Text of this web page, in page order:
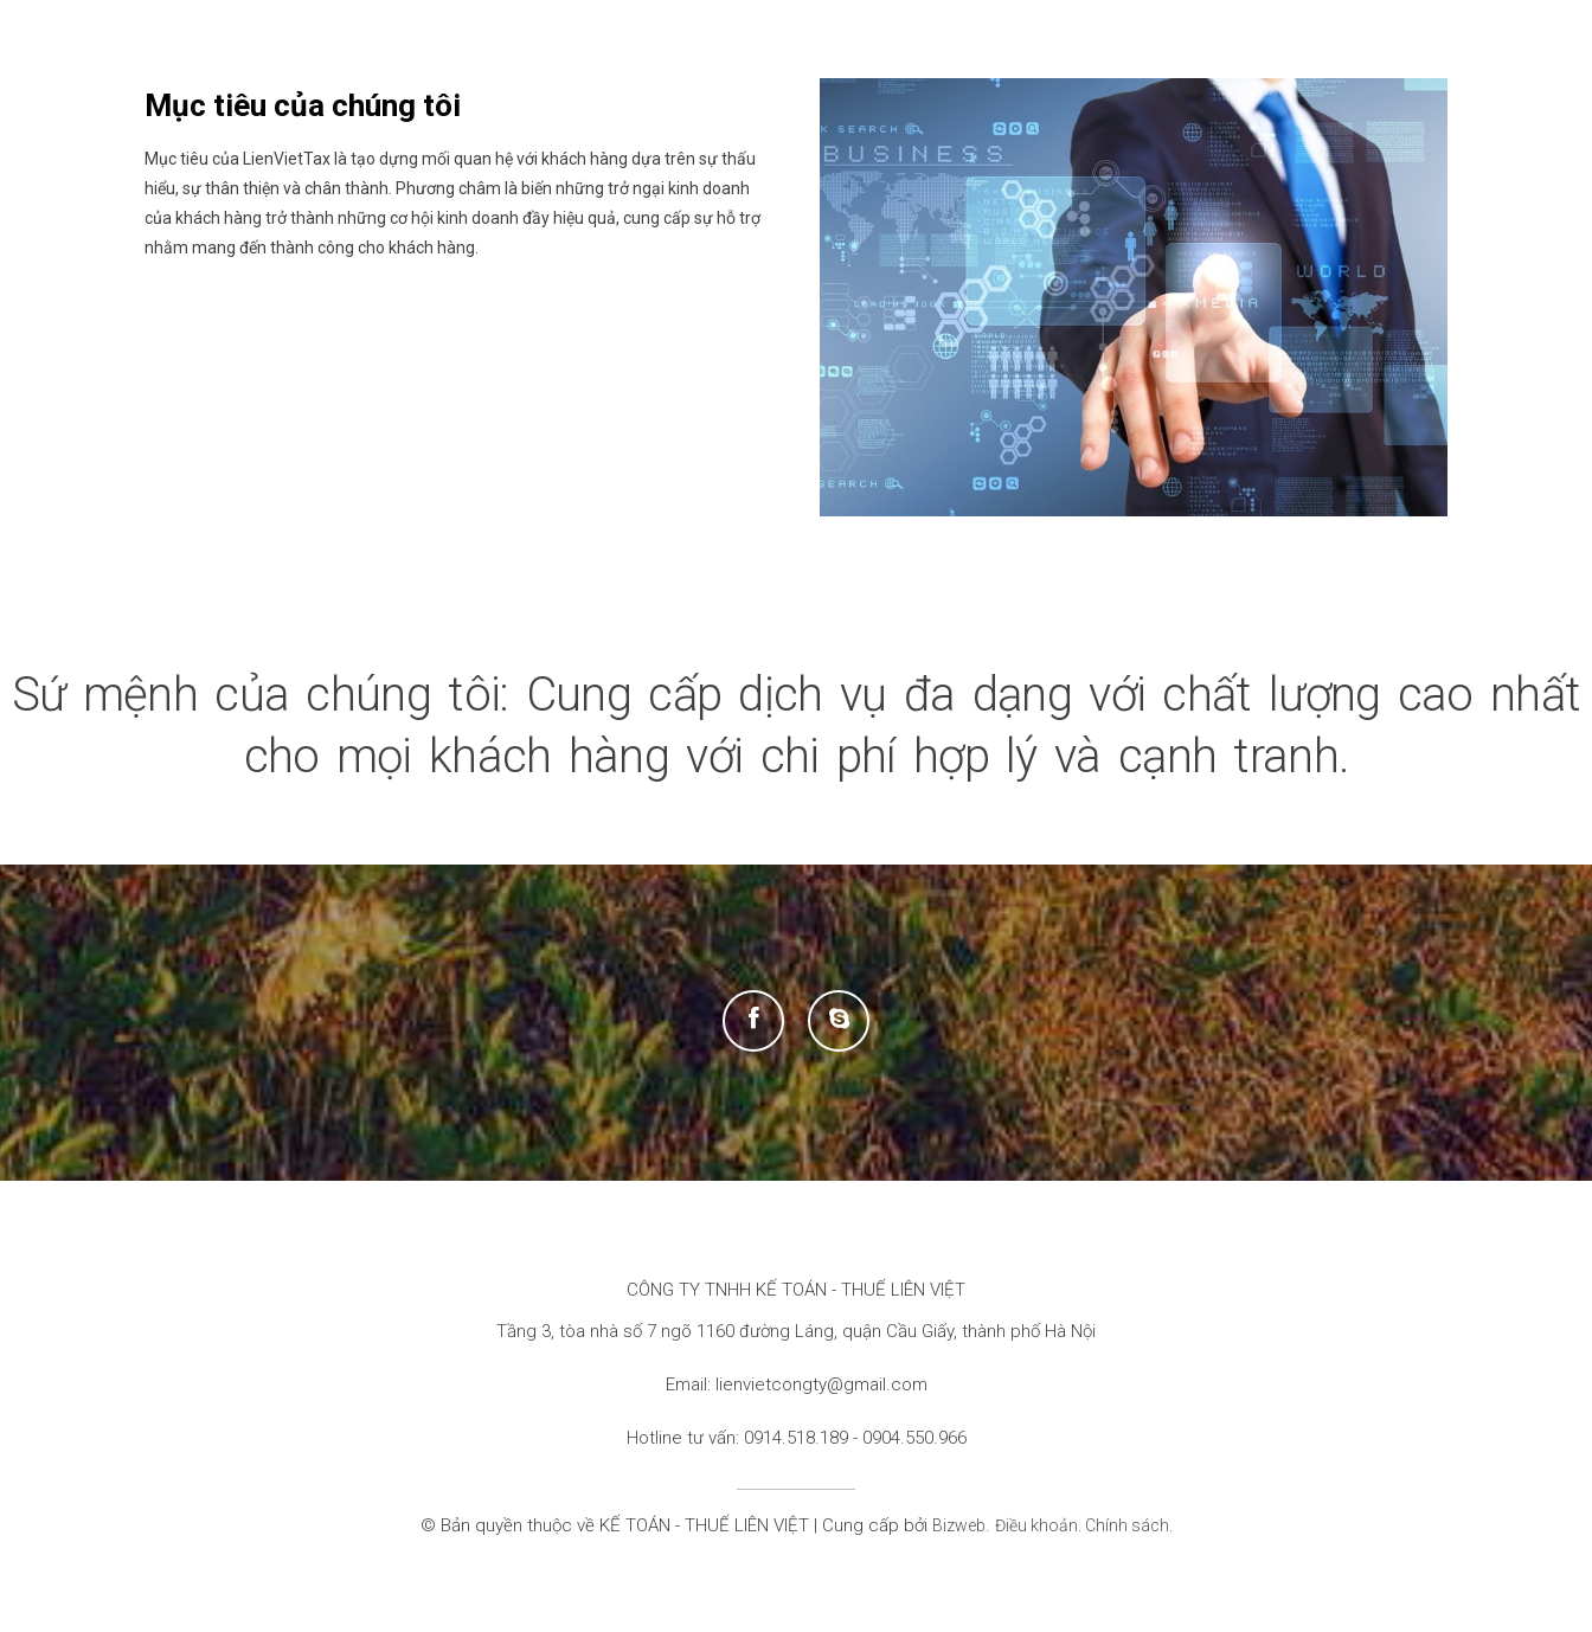
Mục tiêu của chúng tôi
Mục tiêu của LienVietTax là tạo dựng mối quan hệ với khách hàng dựa trên sự thấu
hiểu, sự thân thiện và chân thành. Phương châm là biến những trở ngại kinh doanh
của khách hàng trở thành những cơ hội kinh doanh đầy hiệu quả, cung cấp sự hỗ trợ
nhằm mang đến thành công cho khách hàng.
Sứ mệnh của chúng tôi: Cung cấp dịch vụ đa dạng với chất lượng cao nhất
cho mọi khách hàng với chi phí hợp lý và cạnh tranh.
CÔNG TY TNHH KẾ TOÁN - THUẾ LIÊN VIỆT
Tầng 3, tòa nhà số 7 ngõ 1160 đường Láng, quận Cầu Giấy, thành phố Hà Nội
Email: lienvietcongty@gmail.com
Hotline tư vấn: 0914.518.189 - 0904.550.966
© Bản quyền thuộc về KẾ TOÁN - THUẾ LIÊN VIỆT | Cung cấp bởi Bizweb. Điều khoản. Chính sách.